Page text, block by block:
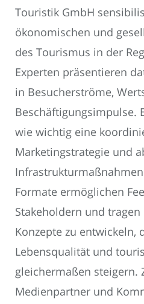
Touristik GmbH
ökonomischen und
des Tourismus in der
Experten präsentieren
in Besucherströme,
Beschäftigungsimpulse.
wie wichtig eine
Marketingstrategie und
Formate ermöglichen
Stakeholdern und
Konzepte zu entwickeln,
Lebensqualität und
gleichermaßen steigern.
Medienpartner und